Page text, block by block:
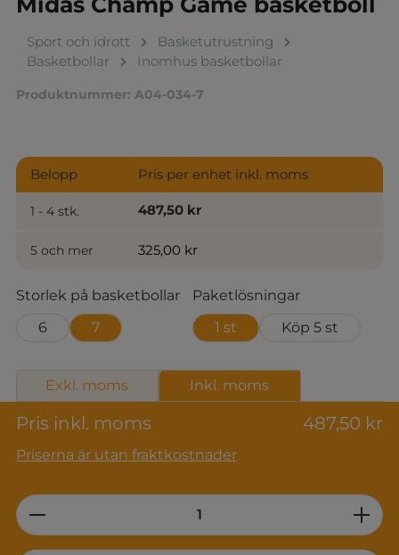
Sport och idrott
Basketutrustning
Basketbollar
Inomhus basketbollar
Produktnummer: A04-034-7
Pris inkl. moms 487,50 kr
Priserna är utan fraktkostnader
Belopp Pris per enhet inkl. moms
1 - 4 stk. 487,50 kr
5 och mer 325,00 kr
Välj
Storlek på basketbollar
6
7
Välj
Paketlösningar
1 st
Köp 5 st
Exkl. moms Inkl. moms
Product Quantity: Enter the desired